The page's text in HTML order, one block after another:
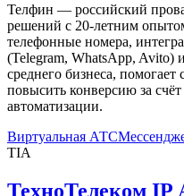
Телфин — российский
решений с 20-летним
телефонные номера,
(Telegram, WhatsApp, Avito)
среднего бизнеса, помогает
повысить конверсию за
автоматизации.
Виртуальная АТС
ТIА
ТехноТелеком IP